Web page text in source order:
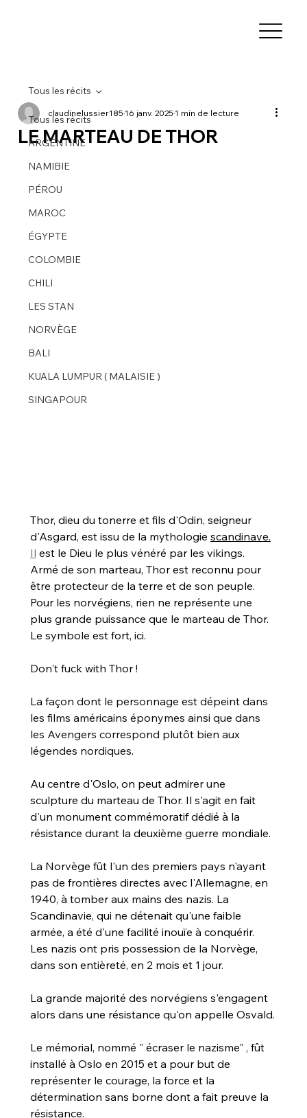
Tous les récits
ARGENTINE
NAMIBIE
PÉROU
MAROC
ÉGYPTE
COLOMBIE
CHILI
LES STAN
NORVÈGE
BALI
KUALA LUMPUR ( MALAISIE )
SINGAPOUR
Tous les récits
LE MARTEAU DE THOR
claudinelussier18516 janv. 20251 min de lecture
Thor, dieu du tonerre et fils d'Odin, seigneur
d'Asgard, est issu de la mythologie scandinave.
Il est le Dieu le plus vénéré par les vikings.
Armé de son marteau, Thor est reconnu pour
être protecteur de la terre et de son peuple.
Pour les norvégiens, rien ne représente une
plus grande puissance que le marteau de Thor.
Le symbole est fort, ici.
Don't fuck with Thor !
La façon dont le personnage est dépeint dans
les films américains éponymes ainsi que dans
les Avengers correspond plutôt bien aux
légendes nordiques.
Au centre d'Oslo, on peut admirer une
sculpture du marteau de Thor. Il s'agit en fait
d'un monument commémoratif dédié à la
résistance durant la deuxième guerre mondiale.
La Norvège fût l'un des premiers pays n'ayant
pas de frontières directes avec l'Allemagne, en
1940, à tomber aux mains des nazis. La
Scandinavie, qui ne détenait qu'une faible
armée, a été d'une facilité inouïe à conquérir.
Les nazis ont pris possession de la Norvège,
dans son entièreté, en 2 mois et 1 jour.
La grande majorité des norvégiens s'engagent
alors dans une résistance qu'on appelle Osvald.
Le mémorial, nommé " écraser le nazisme" , fût
installé à Oslo en 2015 et a pour but de
représenter le courage, la force et la
détermination sans borne dont a fait preuve la
résistance.